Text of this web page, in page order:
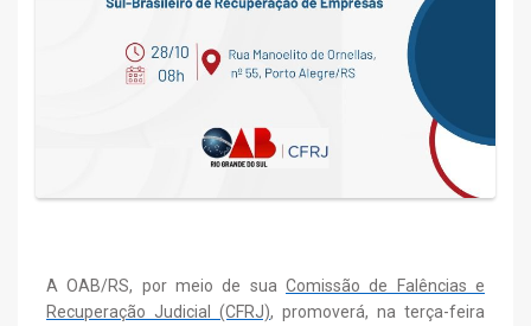
A OAB/RS, por meio de sua Comissão de Falências e
Recuperação Judicial (CFRJ), promoverá, na terça-feira